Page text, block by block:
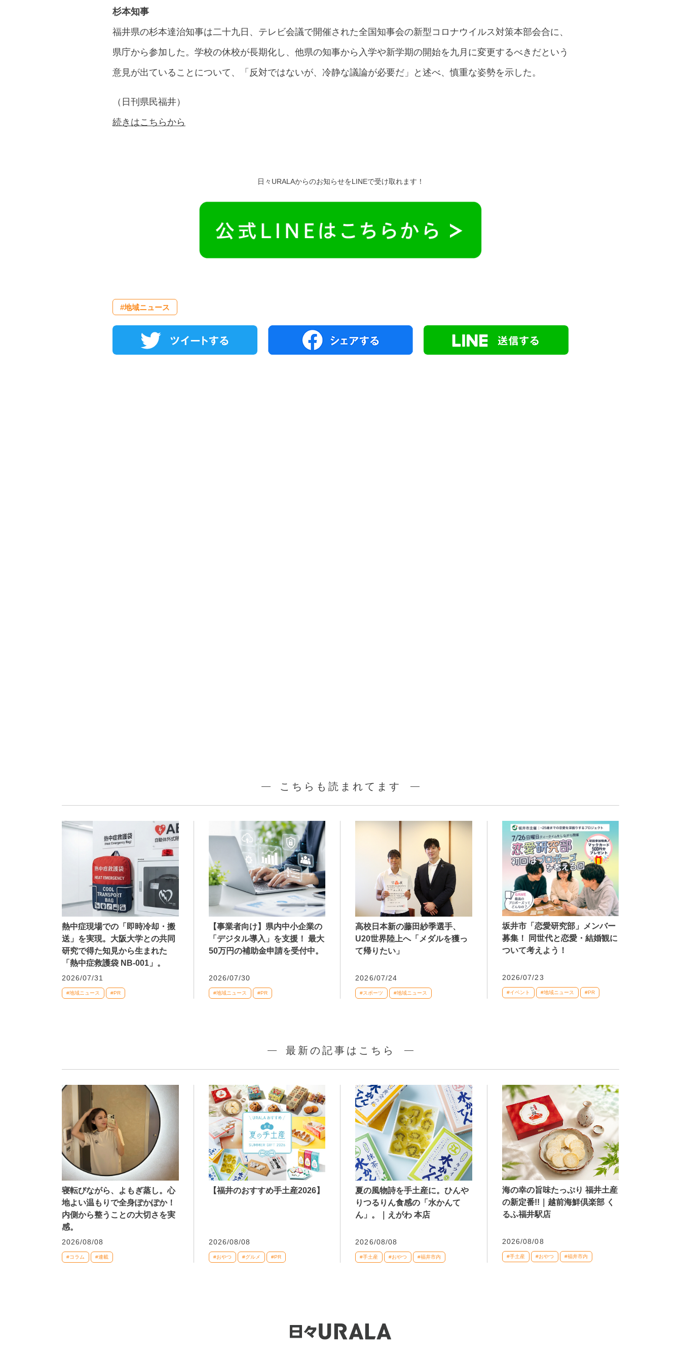
杉本知事
福井県の杉本達治知事は二十九日、テレビ会議で開催された全国知事会の新型コロナウイルス対策本部会合に、
県庁から参加した。学校の休校が長期化し、他県の知事から入学や新学期の開始を九月に変更するべきだという
意見が出ていることについて、「反対ではないが、冷静な議論が必要だ」と述べ、慎重な姿勢を示した。
（日刊県民福井）
続きはこちらから
日々URALAからのお知らせをLINEで受け取れます！
#地域ニュース
こちらも読まれてます
熱中症現場での「即時冷却・搬
送」を実現。大阪大学との共同
研究で得た知見から生まれた
「熱中症救護袋 NB-001」。
2026/07/31
#地域ニュース #PR
【事業者向け】県内中小企業の
「デジタル導入」を支援！ 最大
50万円の補助金申請を受付中。
2026/07/30
#地域ニュース #PR
高校日本新の藤田紗季選手、
U20世界陸上へ「メダルを獲っ
て帰りたい」
2026/07/24
#スポーツ #地域ニュース
坂井市「恋愛研究部」メンバー
募集！ 同世代と恋愛・結婚観に
ついて考えよう！
2026/07/23
#イベント #地域ニュース #PR
最新の記事はこちら
寝転びながら、よもぎ蒸し。心
地よい温もりで全身ぽかぽか！
内側から整うことの大切さを実
感。
2026/08/08
#コラム #連載
【福井のおすすめ手土産2026】
2026/08/08
#おやつ #グルメ #PR
夏の風物詩を手土産に。ひんや
りつるりん食感の「水かんて
ん」。｜えがわ 本店
2026/08/08
#手土産 #おやつ #福井市内
海の幸の旨味たっぷり 福井土産
の新定番!!｜越前海鮮倶楽部 く
るふ福井駅店
2026/08/08
#手土産 #おやつ #福井市内